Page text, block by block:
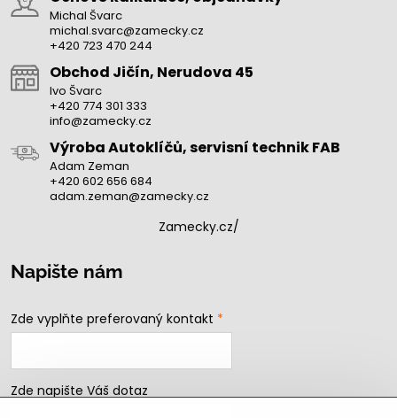
Michal Švarc
michal.svarc@zamecky.cz
+420 723 470 244
Obchod Jičín, Nerudova 45
Ivo Švarc
+420 774 301 333
info@zamecky.cz
Výroba Autoklíčů, servisní technik FAB
Adam Zeman
+420 602 656 684
adam.zeman@zamecky.cz
Zamecky.cz/
Napište nám
Zde vyplňte preferovaný kontakt *
Zde napište Váš dotaz